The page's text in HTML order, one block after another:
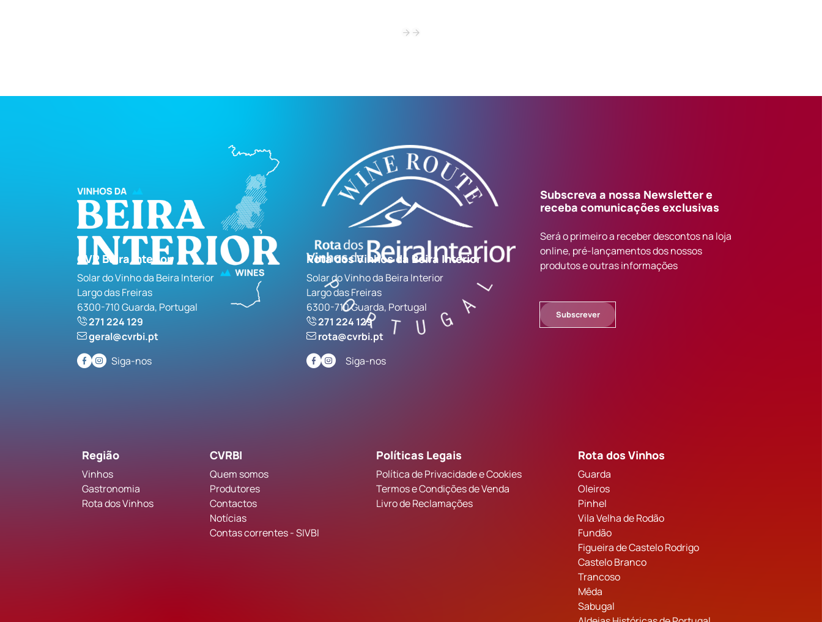
CVR Beira Interior
Solar do Vinho da Beira Interior
Largo das Freiras
6300-710 Guarda, Portugal
271 224 129
geral@cvrbi.pt
Siga-nos
Rota dos Vinhos da Beira Interior
Solar do Vinho da Beira Interior
Largo das Freiras
6300-710 Guarda, Portugal
271 224 129
rota@cvrbi.pt
Siga-nos
Subscreva a nossa Newsletter e
receba comunicações exclusivas
Será o primeiro a receber descontos na loja
online, pré-lançamentos dos nossos
produtos e outras informações
Subscrever
Região
Vinhos
Gastronomia
Rota dos Vinhos
CVRBI
Quem somos
Produtores
Contactos
Notícias
Contas correntes - SIVBI
Políticas Legais
Política de Privacidade e Cookies
Termos e Condições de Venda
Livro de Reclamações
Rota dos Vinhos
Guarda
Oleiros
Pinhel
Vila Velha de Rodão
Fundão
Figueira de Castelo Rodrigo
Castelo Branco
Trancoso
Mêda
Sabugal